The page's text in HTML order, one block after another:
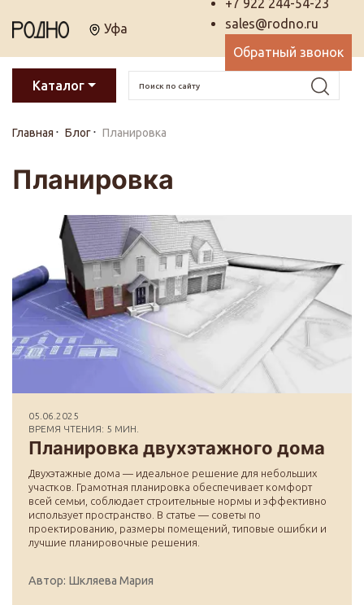
Уфа
+7 922 244-54-23
sales@rodno.ru
Обратный звонок
Каталог
Главная Блог Планировка
Планировка
05.06.2025
ВРЕМЯ ЧТЕНИЯ: 5 МИН.
Планировка двухэтажного дома
Двухэтажные дома — идеальное решение для небольших
участков. Грамотная планировка обеспечивает комфорт
всей семьи, соблюдает строительные нормы и эффективно
использует пространство. В статье — советы по
проектированию, размеры помещений, типовые ошибки и
лучшие планировочные решения.
Автор: Шкляева Мария